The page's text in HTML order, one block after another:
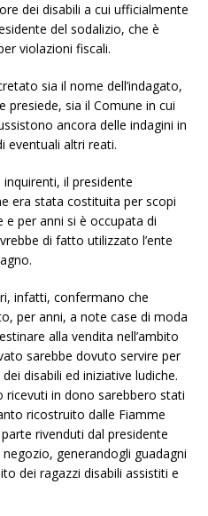
dei disabili a cui ufficialmente
del sodalizio, che è
violazioni fiscali.
sia il nome dell’indagato,
presiede, sia il Comune in cui
ancora delle indagini in
eventuali altri reati.
il presidente
era stata costituita per scopi
e per anni si è occupata di
di fatto utilizzato l’ente
infatti, confermano che
per anni, a note case di moda
alla vendita nell’ambito
sarebbe dovuto servire per
disabili ed iniziative ludiche.
ricevuti in dono sarebbero stati
ricostruito dalle Fiamme
rivenduti dal presidente
negozio, generandogli guadagni
dei ragazzi disabili assistiti e